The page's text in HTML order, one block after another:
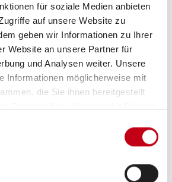
für soziale Medien anbieten
auf unsere Website zu
geben wir Informationen zu Ihrer
Website an unsere Partner für
und Analysen weiter. Unsere
Informationen möglicherweise mit
die Sie ihnen bereitgestellt
Küche, WC
Einzelbett